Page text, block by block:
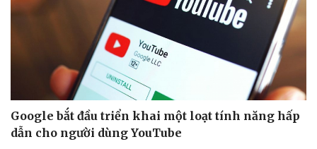
Thể thao
Ô tô - Xe máy
Google bắt đầu triển khai một loạt tính năng hấp
dẫn cho người dùng YouTube